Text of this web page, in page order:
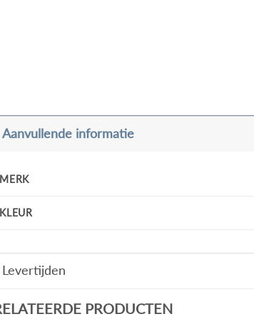
Aanvullende informatie
MERK
KLEUR
Levertijden
PRODUCTEN